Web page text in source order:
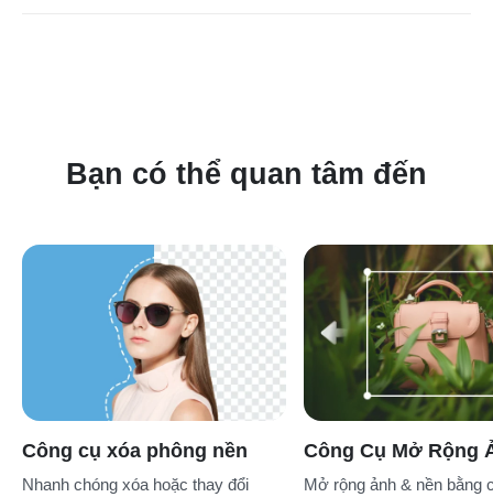
Bạn có thể quan tâm đến
Công cụ xóa phông nền
Nhanh chóng xóa hoặc thay đổi
Công Cụ Mở Rộng
Mở rộng ảnh & nền bằng